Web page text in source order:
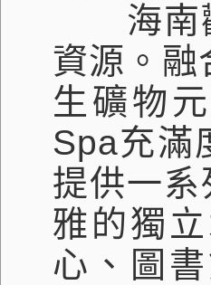
海南觀
資源。融
生礦物
Spa充滿
提供一
雅的獨
心、圖